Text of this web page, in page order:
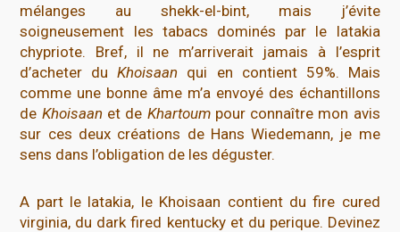
mélanges au shekk-el-bint, mais j’évite
soigneusement les tabacs dominés par le latakia
chypriote. Bref, il ne m’arriverait jamais à l’esprit
d’acheter duKhoisaan qui en contient 59%. Mais
comme une bonne âme m’a envoyé des échantillons
de Khoisaanet de Khartoumpour connaître mon avis
sur ces deux créations de Hans Wiedemann, je me
sens dans l’obligation de les déguster.
A part le latakia, le Khoisaan contient du fire cured
virginia, du dark fired kentucky et du perique. Devinez